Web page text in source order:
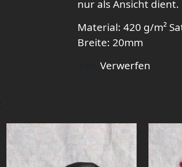
nur als Ansicht dient.
Material: 420 g/m²
Breite: 20mm
Verwerfen